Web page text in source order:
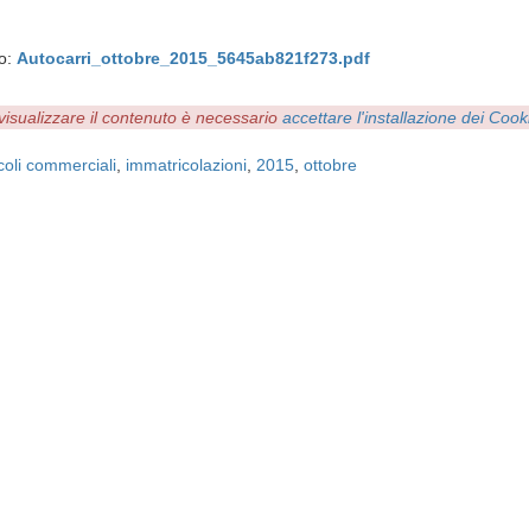
Autocarri_ottobre_2015_5645ab821f273.pdf
il contenuto è necessario accettare l'installazione dei
commerciali immatricolazioni 2015 ottobre